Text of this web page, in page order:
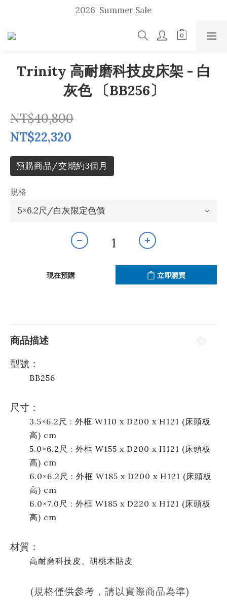
2026  Summer Sale
2026  Summer Sale
2026  Summer Sale
Trinity 高耐磨科技皮床架 - 白
灰色 〔BB256〕
NT$40,800
NT$22,320
預購商品/交期約3個月
規格
現在預購 立即購買
商品描述
型號：
BB256
尺寸：
3.5×6.2尺 : 外框 W110 x D200 x H121 (床頭板
高) cm
5.0×6.2尺 : 外框 W155 x D200 x H121 (床頭板
高) cm
6.0×6.2尺 : 外框 W185 x D200 x H121 (床頭板
高) cm
6.0×7.0尺 : 外框 W185 x D220 x H121 (床頭板
高) cm
材質：
高耐磨科技皮、胡桃木貼皮
(規格僅供參考，請以實際商品為準)